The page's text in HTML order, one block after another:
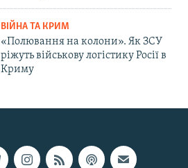
ВІЙНА ТА КРИМ
«Полювання на колони». Як ЗСУ
ріжуть військову логістику Росії в
Криму